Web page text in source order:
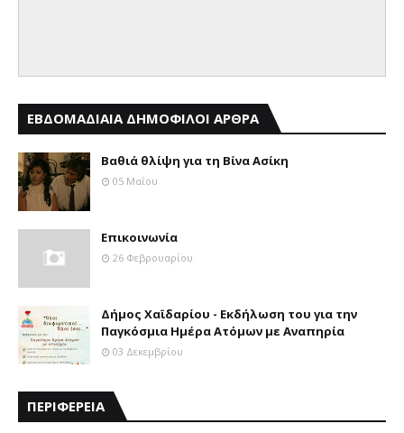
ΕΒΔΟΜΑΔΙΑΙΑ ΔΗΜΟΦΙΛΟΙ ΑΡΘΡΑ
Βαθιά θλίψη για τη Βίνα Ασίκη
05 Μαΐου
Επικοινωνία
26 Φεβρουαρίου
Δήμος Χαϊδαρίου - Εκδήλωση του για την
Παγκόσμια Ημέρα Ατόμων με Αναπηρία
03 Δεκεμβρίου
ΠΕΡΙΦΕΡΕΙΑ